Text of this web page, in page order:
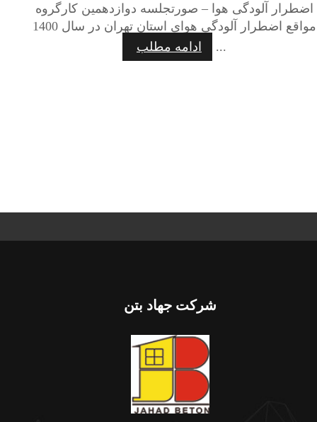
اضطرار آلودگی هوا – صورتجلسه دوازدهمين کارگروه
مواقع اضطرار آلودگی هوای استان تهران در سال 1400
...
ادامه مطلب
شرکت جهاد بتن